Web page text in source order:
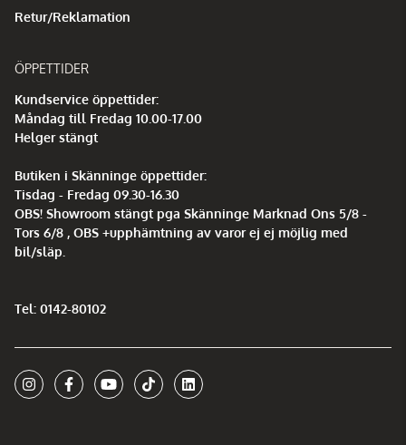
Retur/Reklamation
ÖPPETTIDER
Kundservice öppettider:
Måndag till Fredag 10.00-17.00
Helger stängt
Butiken i Skänninge öppettider:
Tisdag - Fredag 09.30-16.30
OBS! Showroom stängt pga Skänninge Marknad Ons 5/8 -
Tors 6/8 , OBS +upphämtning av varor ej ej möjlig med
bil/släp.
Tel: 0142-80102